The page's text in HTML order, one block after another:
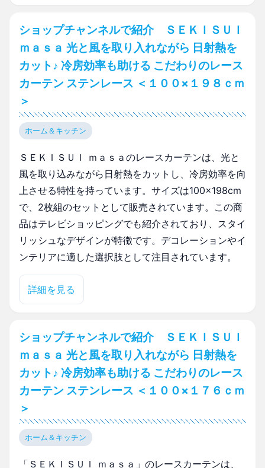
ショップチャンネルで紹介 ＳＥＫＩＳＵＩ
ｍａｓａ 光と風を取り入れながら 日射熱を
カット♪ 冷房効率も助ける こだわりのレース
カーテン ステンレース ＜１００×１９８ｃｍ
＞
ホーム＆キッチン
ＳＥＫＩＳＵＩ ｍａｓａのレースカーテンは、光と
風を取り込みながら日射熱をカットし、冷房効率を向
上させる特性を持っています。サイズは100×198cm
で、2枚組のセットとして販売されています。この商
品はテレビショッピングでも紹介されており、スタイ
リッシュなデザインが特徴です。デコレーションやイ
ンテリアに適した選択肢として注目されています。
詳細を見る
ショップチャンネルで紹介 ＳＥＫＩＳＵＩ
ｍａｓａ 光と風を取り入れながら 日射熱を
カット♪ 冷房効率も助ける こだわりのレース
カーテン ステンレース ＜１００×１７６ｃｍ
＞
ホーム＆キッチン
「ＳＥＫＩＳＵＩ ｍａｓａ」のレースカーテンは、